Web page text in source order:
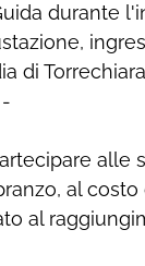
durante
di
alle
al
al